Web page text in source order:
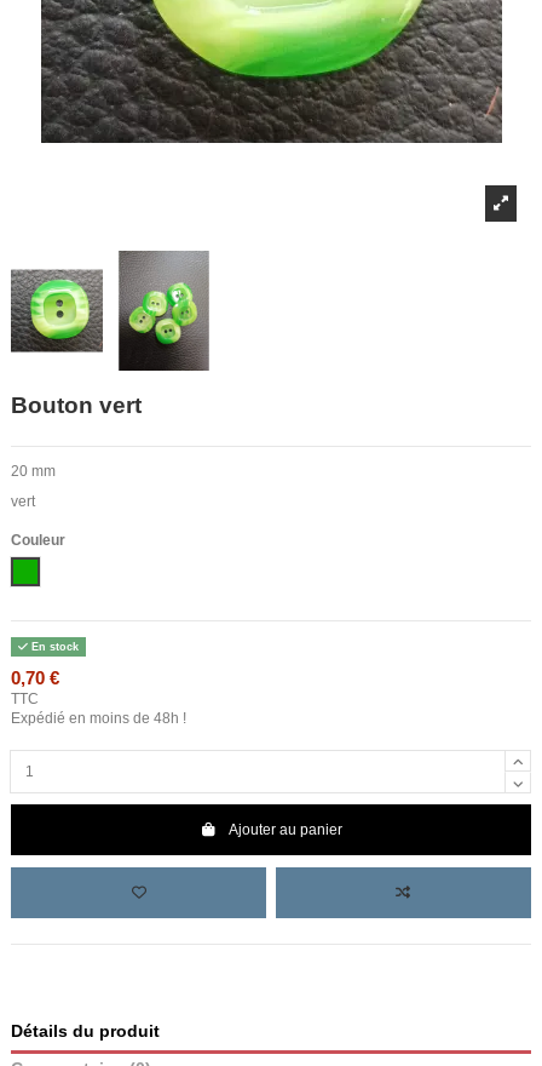
Bouton vert
20 mm
vert
Couleur
En stock
0,70 €
TTC
Expédié en moins de 48h !
Ajouter au panier
Détails du produit